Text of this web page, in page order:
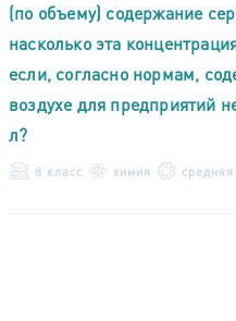
(по объему) содержание
насколько эта
если, согласно нормам,
воздухе для предприятий
л?
8 класс химия средняя